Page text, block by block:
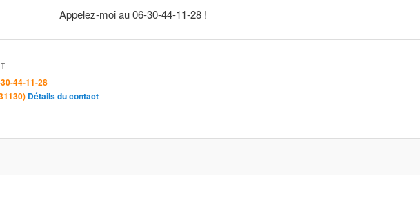
Appelez-moi au 06-30-44-11-28 !
44-11-28
Détails du contact